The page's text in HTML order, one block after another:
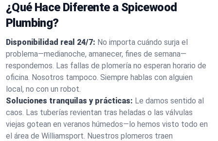
¿Qué Hace Diferente a Spicewood
Plumbing?
Disponibilidad real 24/7: No importa cuándo surja el
problema—medianoche, amanecer, fines de semana—
respondemos. Las fallas de plomería no esperan horario de
oficina. Nosotros tampoco. Siempre hablas con alguien
local, no con un robot.
Soluciones tranquilas y prácticas: Le damos sentido al
caos. Las tuberías revientan tras heladas o las válvulas
viejas gotean en veranos húmedos—lo hemos visto todo en
el área de Williamsport. Nuestros plomeros traen